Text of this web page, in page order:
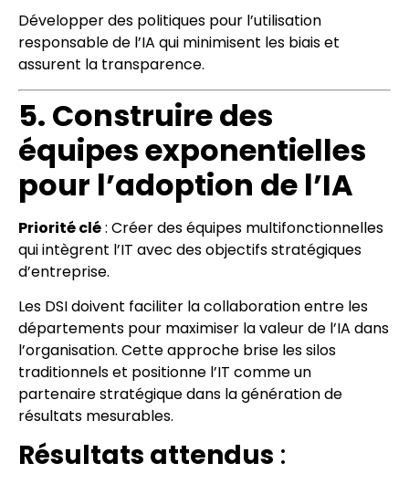
Développer des politiques pour l’utilisation
responsable de l’IA qui minimisent les biais et
assurent la transparence.
5. Construire des
équipes exponentielles
pour l’adoption de l’IA
Priorité clé: Créer des équipes multifonctionnelles
qui intègrent l’IT avec des objectifs stratégiques
d’entreprise.
Les DSI doivent faciliter la collaboration entre les
départements pour maximiser la valeur de l’IA dans
l’organisation. Cette approche brise les silos
traditionnels et positionne l’IT comme un
partenaire stratégique dans la génération de
résultats mesurables.
Résultats attendus :